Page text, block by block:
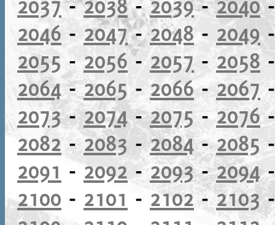
2046 - 2047-2048 - 2049
2055 - 2056- 2057-2058
2064-2065 - 2066-2067
2073-2074-2075 -2076
2082 -2083-2084-2085
2091 -2092 -2093-2094
2100 - 2101 - 2102-2103